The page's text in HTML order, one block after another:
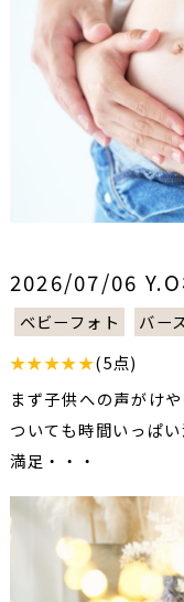
2026/07/06
ベビーフォト
バー
★★★★★(5点)
まず子供への声がけ
ついても時間いっぱ
満足・・・